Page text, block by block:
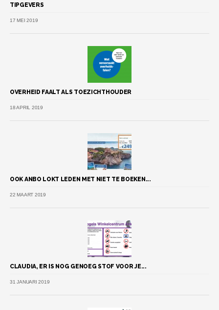
TIPGEVERS
17 MEI 2019
OVERHEID FAALT ALS TOEZICHTHOUDER
18 APRIL 2019
OOK ANBO LOKT LEDEN MET NIET TE BOEKEN...
22 MAART 2019
CLAUDIA, ER IS NOG GENOEG STOF VOOR JE...
31 JANUARI 2019